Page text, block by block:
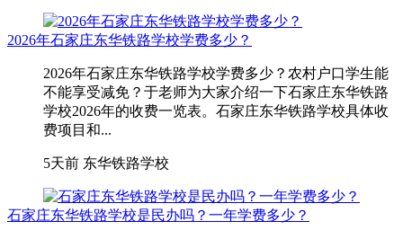
2026年石家庄东华铁路学校学费多少？
2026年石家庄东华铁路学校学费多少？农村户口学生能
不能享受减免？于老师为大家介绍一下石家庄东华铁路
学校2026年的收费一览表。石家庄东华铁路学校具体收
费项目和...
5天前 东华铁路学校
石家庄东华铁路学校是民办吗？一年学费多少？